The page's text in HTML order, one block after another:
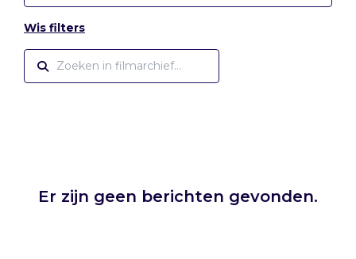
Wis filters
Er zijn geen berichten gevonden.